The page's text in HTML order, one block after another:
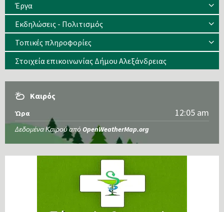
Έργα
Εκδηλώσεις - Πολιτισμός
Τοπικές πληροφορίες
Στοιχεία επικοινωνίας Δήμου Αλεξάνδρειας
Καιρός
Ώρα 12:05 am
Δεδομένα Καιρού από OpenWeatherMap.org